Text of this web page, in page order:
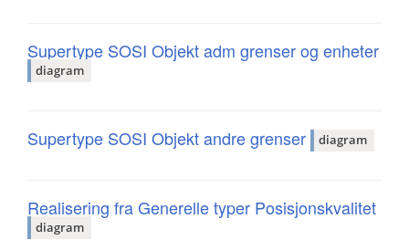
Supertype SOSI Objekt adm grenser og enheter
diagram
Supertype SOSI Objekt andre grenser diagram
Realisering fra Generelle typer Posisjonskvalitet
diagram